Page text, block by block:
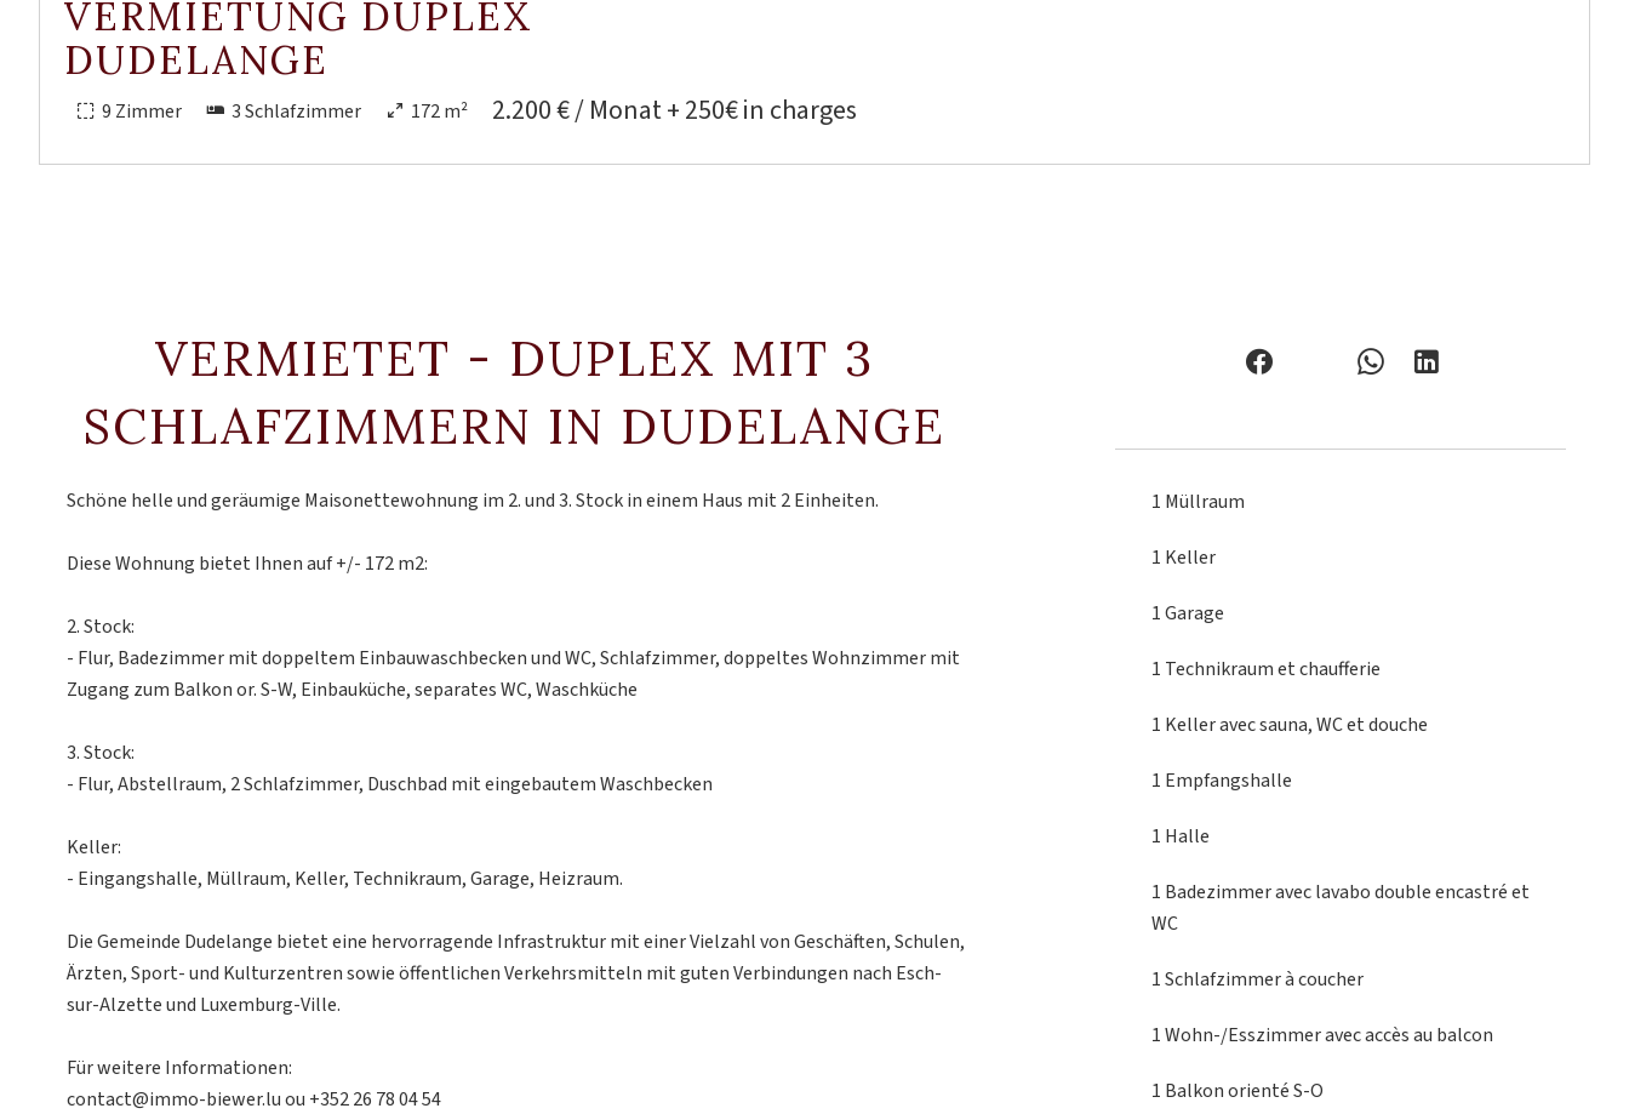
VERMIETUNG DUPLEX
DUDELANGE
9 Zimmer 3 Schlafzimmer 172 m² 2.200 € / Monat + 250€ in charges
VERMIETET - DUPLEX MIT 3
SCHLAFZIMMERN IN DUDELANGE
Schöne helle und geräumige Maisonettewohnung im 2. und 3. Stock in einem Haus mit 2 Einheiten.
Diese Wohnung bietet Ihnen auf +/- 172 m2:
2. Stock:
- Flur, Badezimmer mit doppeltem Einbauwaschbecken und WC, Schlafzimmer, doppeltes Wohnzimmer mit
Zugang zum Balkon or. S-W, Einbauküche, separates WC, Waschküche
3. Stock:
- Flur, Abstellraum, 2 Schlafzimmer, Duschbad mit eingebautem Waschbecken
Keller:
- Eingangshalle, Müllraum, Keller, Technikraum, Garage, Heizraum.
Die Gemeinde Dudelange bietet eine hervorragende Infrastruktur mit einer Vielzahl von Geschäften, Schulen,
Ärzten, Sport- und Kulturzentren sowie öffentlichen Verkehrsmitteln mit guten Verbindungen nach Esch-
sur-Alzette und Luxemburg-Ville.
Für weitere Informationen:
contact@immo-biewer.lu ou +352 26 78 04 54
1 Müllraum
1 Keller
1 Garage
1 Technikraumet chaufferie
1 Kelleravec sauna, WC et douche
1 Empfangshalle
1 Halle
1 Badezimmeravec lavabo double encastré et
WC
1 Schlafzimmerà coucher
1 Wohn-/Esszimmeravec accès au balcon
1 Balkonorienté S-O